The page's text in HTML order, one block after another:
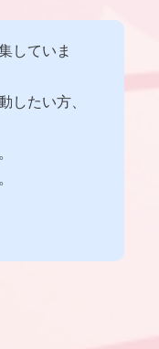
していま
したい方、